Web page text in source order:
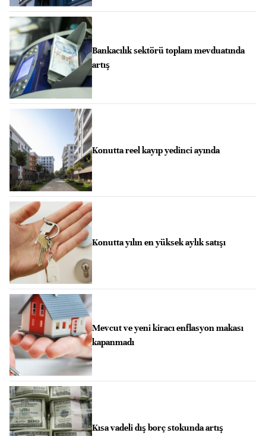
Bankacılık sektörü toplam mevduatında
artış
Konutta reel kayıp yedinci ayında
Konutta yılın en yüksek aylık satışı
Mevcut ve yeni kiracı enflasyon makası
kapanmadı
Kısa vadeli dış borç stokunda artış